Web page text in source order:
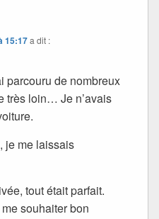
15:17a dit :
parcouru de nombreux
très loin… Je n’avais
je me laissais
tout était parfait.
souhaiter bon